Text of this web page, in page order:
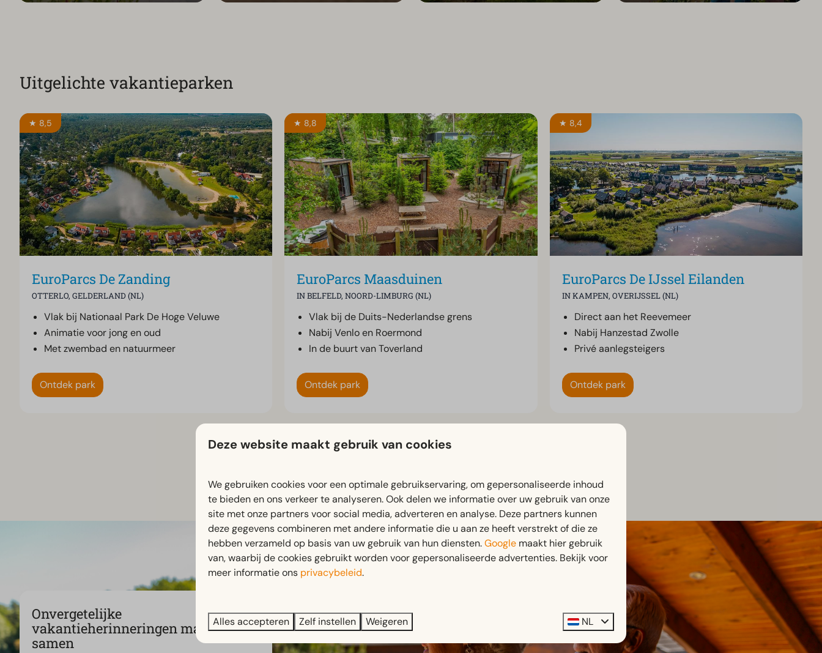
Uitgelichte vakantieparken
EuroParcs De Zanding
OTTERLO, GELDERLAND (NL)
★ 8,5
Vlak bij Nationaal Park De Hoge Veluwe
Animatie voor jong en oud
Met zwembad en natuurmeer
Ontdek park
EuroParcs Maasduinen
IN BELFELD, NOORD-LIMBURG (NL)
★ 8,8
Vlak bij de Duits-Nederlandse grens
Nabij Venlo en Roermond
In de buurt van Toverland
Ontdek park
EuroParcs De IJssel Eilanden
IN KAMPEN, OVERIJSSEL (NL)
★ 8,4
Direct aan het Reevemeer
Nabij Hanzestad Zwolle
Privé aanlegsteigers
Ontdek park
Ontdek onze parken in Europa
Onvergetelijke
vakantieherinneringen maak je
samen
Deze website maakt gebruik van cookies
We gebruiken cookies voor een optimale gebruikservaring, om gepersonaliseerde inhoud
te bieden en ons verkeer te analyseren. Ook delen we informatie over uw gebruik van onze
site met onze partners voor social media, adverteren en analyse. Deze partners kunnen
deze gegevens combineren met andere informatie die u aan ze heeft verstrekt of die ze
hebben verzameld op basis van uw gebruik van hun diensten.Google maakt hier gebruik
van, waarbij de cookies gebruikt worden voor gepersonaliseerde advertenties. Bekijk voor
meer informatie ons privacybeleid.
Alles accepteren Zelf instellen Weigeren NL